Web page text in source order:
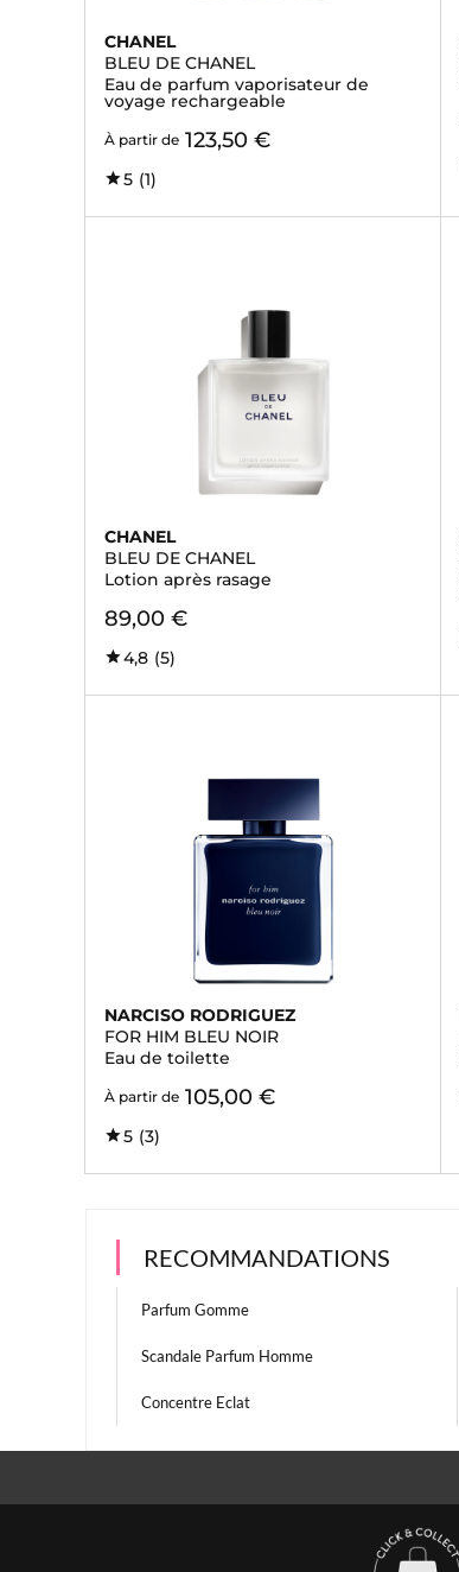
CHANEL
BLEU DE CHANEL
Eau de parfum vaporisateur de
voyage rechargeable
À partir de 123,50 €
5 (1)
CHANEL
BLEU DE CHANEL
Lotion après rasage
89,00 €
4,8 (5)
NARCISO RODRIGUEZ
FOR HIM BLEU NOIR
Eau de toilette
À partir de 105,00 €
5 (3)
RECOMMANDATIONS
Parfum Gomme
Scandale Parfum Homme
Concentre Eclat